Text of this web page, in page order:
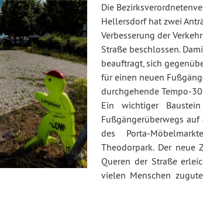
Die
Hellersdorf hat zwei
Verbesserung der
Straße beschlossen.
beauftragt, sich
für einen neuen
durchgehende Tempo-
Ein wichtiger
Fußgängerüberwegs
des Porta-
Theodorpark. Der neue
Queren der Straße
vielen Menschen